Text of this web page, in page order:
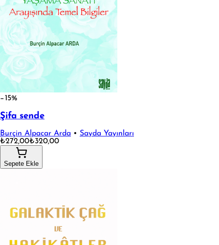
−15%
Şifa sende
Burçin Alpacar Arda • Sayda Yayınları
₺272,00₺320,00
Sepete Ekle